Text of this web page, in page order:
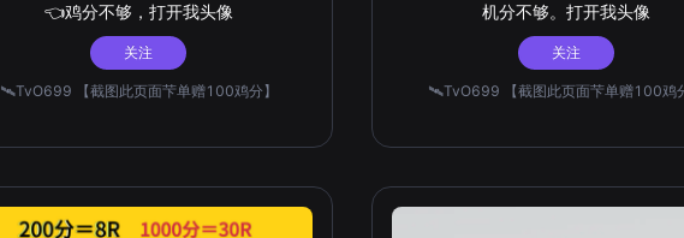
👈鸡分不够，打开我头像
关注
🛰️TvO699 【截图此页面芐单赠100鸡分】
机分不够。打开我头像
关注
🛰️TvO699 【截图此页面芐单赠100鸡